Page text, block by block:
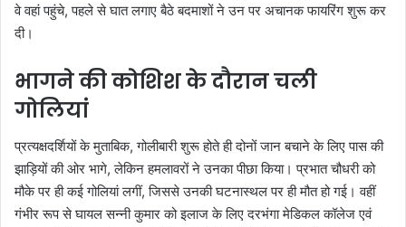
वे वहां पहुंचे, पहले से घात लगाए बैठे बदमाशों ने उन पर अचानक फायरिंग शुरू कर
दी।
भागने की कोशिश के दौरान चली
गोलियां
प्रत्यक्षदर्शियों के मुताबिक, गोलीबारी शुरू होते ही दोनों जान बचाने के लिए पास की
झाड़ियों की ओर भागे, लेकिन हमलावरों ने उनका पीछा किया। प्रभात चौधरी को
मौके पर ही कई गोलियां लगीं, जिससे उनकी घटनास्थल पर ही मौत हो गई। वहीं
गंभीर रूप से घायल सन्नी कुमार को इलाज के लिए दरभंगा मेडिकल कॉलेज एवं